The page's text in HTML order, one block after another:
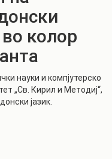
во колор
науки и компјутерско
„Св. Кирил и Методиј“,
јазик.